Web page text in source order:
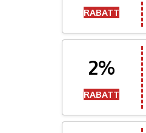
RABATT
2%
RABATT